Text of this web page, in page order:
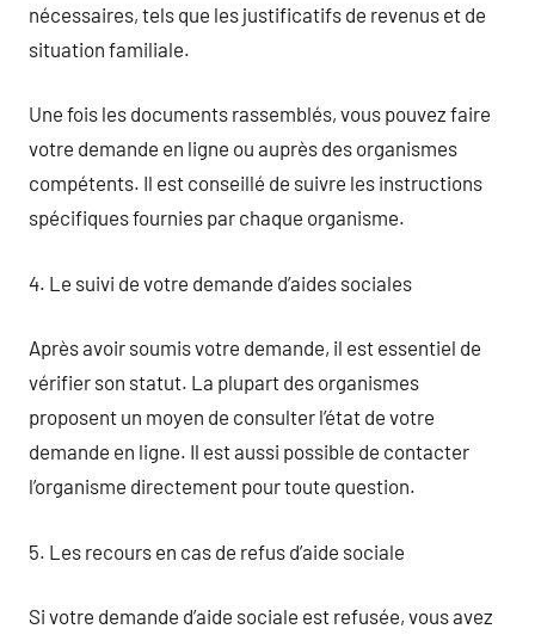
nécessaires, tels que les justificatifs de revenus et de
situation familiale.
Une fois les documents rassemblés, vous pouvez faire
votre demande en ligne ou auprès des organismes
compétents. Il est conseillé de suivre les instructions
spécifiques fournies par chaque organisme.
4. Le suivi de votre demande d’aides sociales
Après avoir soumis votre demande, il est essentiel de
vérifier son statut. La plupart des organismes
proposent un moyen de consulter l’état de votre
demande en ligne. Il est aussi possible de contacter
l’organisme directement pour toute question.
5. Les recours en cas de refus d’aide sociale
Si votre demande d’aide sociale est refusée, vous avez